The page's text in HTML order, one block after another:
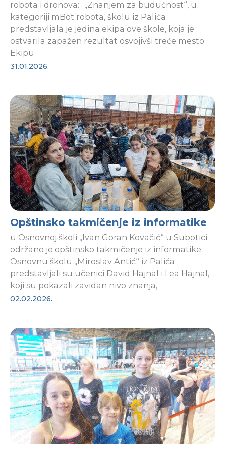
robota i dronova: „Znanjem za budućnost“, u
kategoriji mBot robota, školu iz Palića
predstavljala je jedina ekipa ove škole, koja je
ostvarila zapažen rezultat osvojivši treće mesto.
Ekipu
31.01.2026.
Opštinsko takmičenje iz informatike
u Osnovnoj školi „Ivan Goran Kovačić“ u Subotici
održano je opštinsko takmičenje iz informatike.
Osnovnu školu „Miroslav Antić“ iz Palića
predstavljali su učenici David Hajnal i Lea Hajnal,
koji su pokazali zavidan nivo znanja,
02.02.2026.